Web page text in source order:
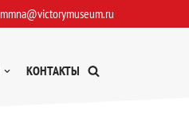
mmna@victorymuseum.ru
КОНТАКТЫ